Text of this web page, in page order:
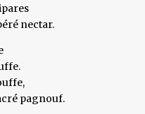
nectar.
pagnouf.